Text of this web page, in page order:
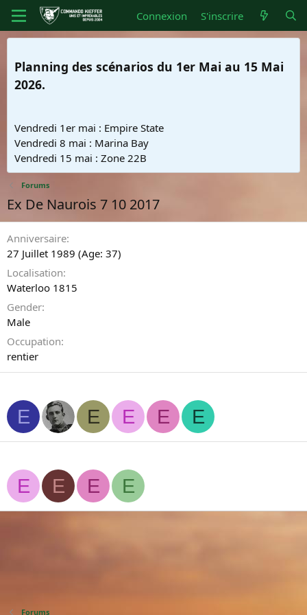
Connexion S'inscrire
Planning des scénarios du 1er Mai au 15 Mai
2026.
Vendredi 1er mai : Empire State
Vendredi 8 mai : Marina Bay
Vendredi 15 mai : Zone 22B
Forums
Ex De Naurois 7 10 2017
Anniversaire
27 Juillet 1989 (Age: 37)
Localisation
Waterloo 1815
Gender
Male
Occupation
rentier
E E E E E
E E E E
Forums